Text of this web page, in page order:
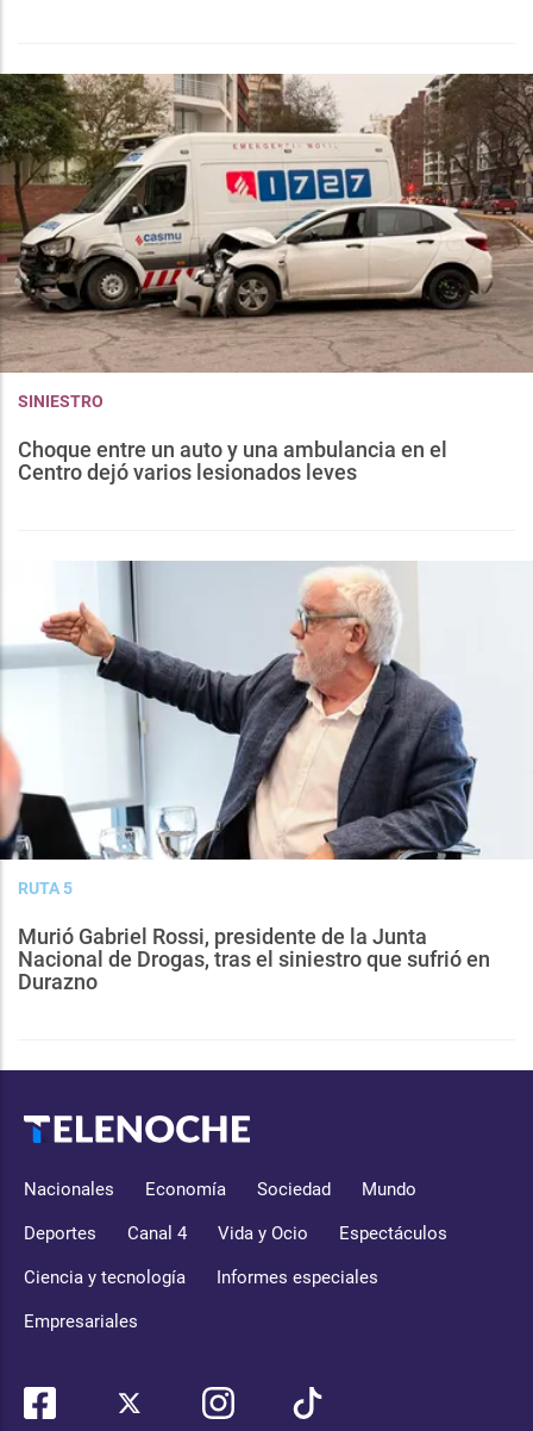
SINIESTRO
Choque entre un auto y una ambulancia en el
Centro dejó varios lesionados leves
RUTA 5
Murió Gabriel Rossi, presidente de la Junta
Nacional de Drogas, tras el siniestro que sufrió en
Durazno
Nacionales Economía Sociedad Mundo
Deportes Canal 4 Vida y Ocio Espectáculos
Ciencia y tecnología Informes especiales
Empresariales